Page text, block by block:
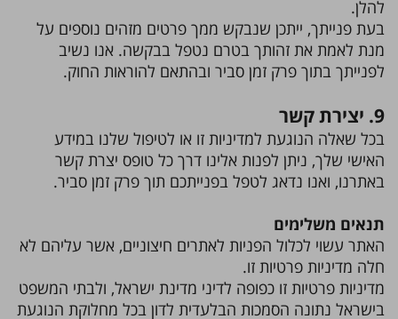
להלן.
בעת פנייתך, ייתכן שנבקש ממך פרטים מזהים נוספים על
מנת לאמת את זהותך בטרם נטפל בבקשה. אנו נשיב
לפנייתך בתוך פרק זמן סביר ובהתאם להוראות החוק.
9. יצירת קשר
בכל שאלה הנוגעת למדיניות זו או לטיפול שלנו במידע
האישי שלך, ניתן לפנות אלינו דרך כל טופס יצרת קשר
באתרנו, ואנו נדאג לטפל בפנייתכם תוך פרק זמן סביר.
תנאים משלימים
האתר עשוי לכלול הפניות לאתרים חיצוניים, אשר עליהם לא
חלה מדיניות פרטיות זו.
מדיניות פרטיות זו כפופה לדיני מדינת ישראל, ולבתי המשפט
בישראל נתונה הסמכות הבלעדית לדון בכל מחלוקת הנוגעת